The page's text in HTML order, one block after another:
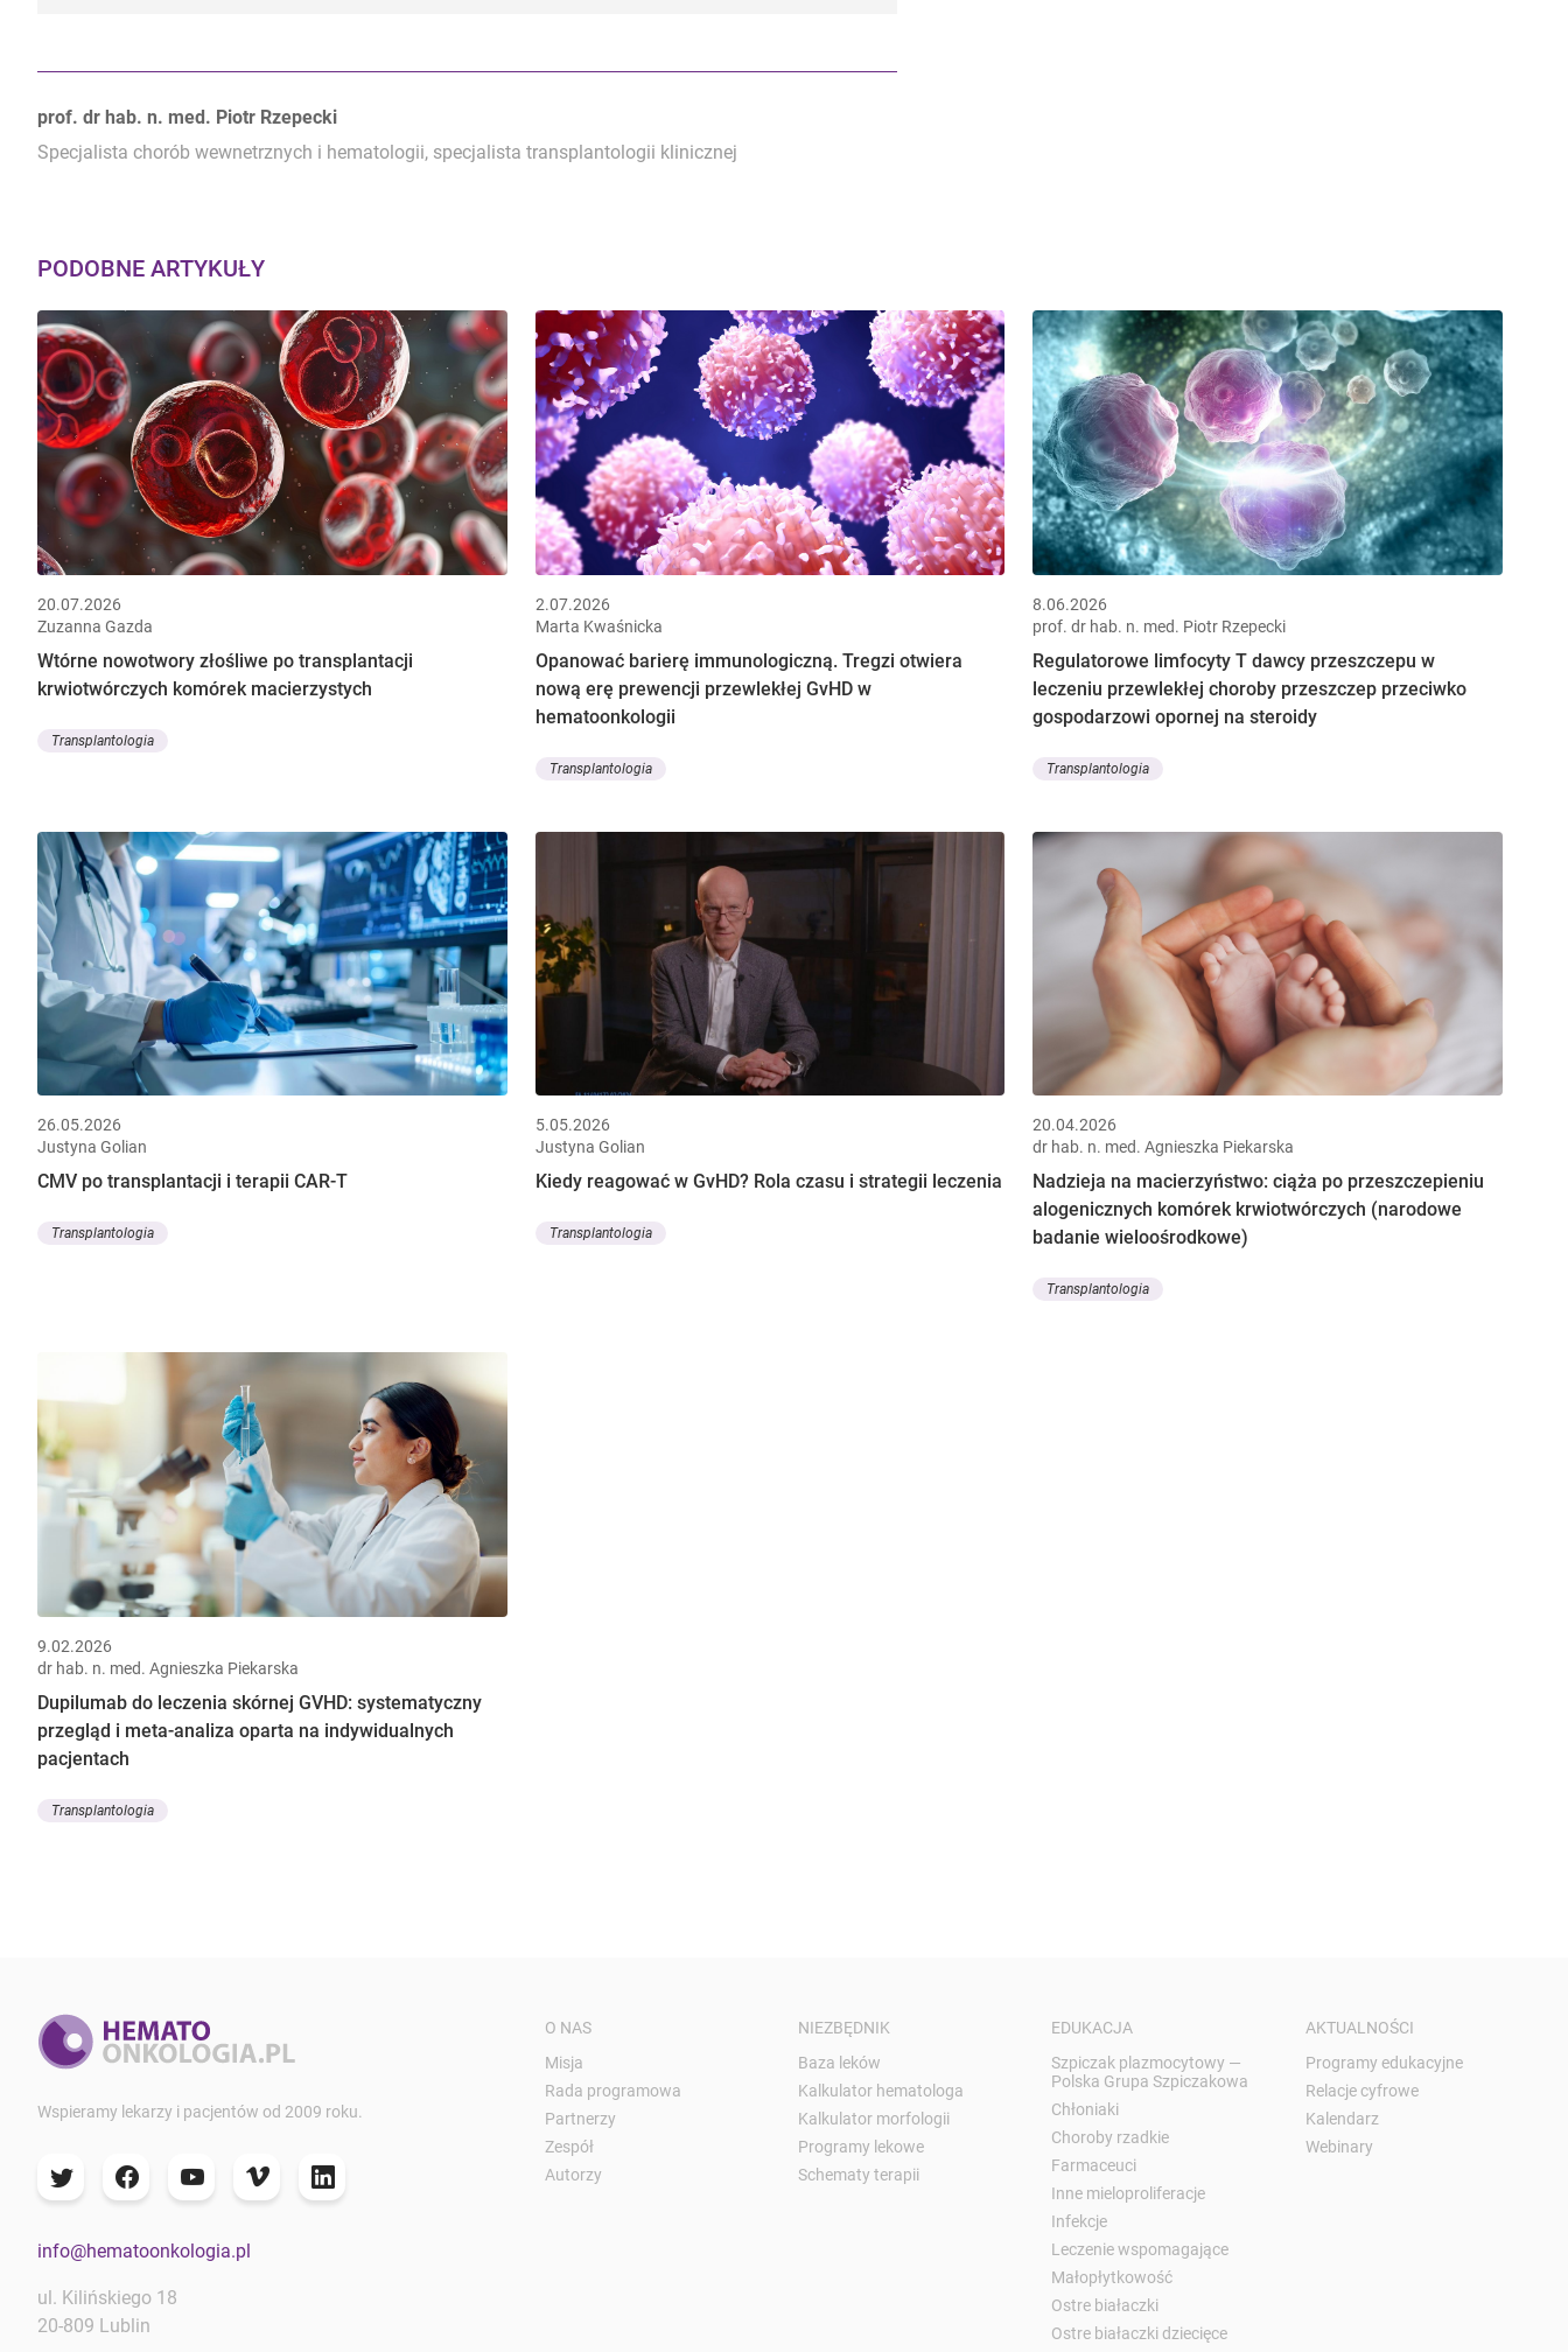
Autorzy:
prof. dr hab. n. med. Piotr Rzepecki
Specjalista chorób wewnetrznych i hematologii, specjalista transplantologii klinicznej
PODOBNE ARTYKUŁY
20.07.2026
Zuzanna Gazda
Wtórne nowotwory złośliwe po transplantacji
krwiotwórczych komórek macierzystych
Transplantologia
2.07.2026
Marta Kwaśnicka
Opanować barierę immunologiczną. Tregzi otwiera
nową erę prewencji przewlekłej GvHD w
hematoonkologii
Transplantologia
8.06.2026
prof. dr hab. n. med. Piotr Rzepecki
Regulatorowe limfocyty T dawcy przeszczepu w
leczeniu przewlekłej choroby przeszczep przeciwko
gospodarzowi opornej na steroidy
Transplantologia
26.05.2026
Justyna Golian
CMV po transplantacji i terapii CAR-T
Transplantologia
5.05.2026
Justyna Golian
Kiedy reagować w GvHD? Rola czasu i strategii leczenia
Transplantologia
20.04.2026
dr hab. n. med. Agnieszka Piekarska
Nadzieja na macierzyństwo: ciąża po przeszczepieniu
alogenicznych komórek krwiotwórczych (narodowe
badanie wieloośrodkowe)
Transplantologia
9.02.2026
dr hab. n. med. Agnieszka Piekarska
Dupilumab do leczenia skórnej GVHD: systematyczny
przegląd i meta-analiza oparta na indywidualnych
pacjentach
Transplantologia
Wspieramy lekarzy i pacjentów od 2009 roku.
info@hematoonkologia.pl
ul. Kilińskiego 18
20-809 Lublin
O NAS
Misja
Rada programowa
Partnerzy
Zespół
Autorzy
NIEZBĘDNIK
Baza leków
Kalkulator hematologa
Kalkulator morfologii
Programy lekowe
Schematy terapii
EDUKACJA
Szpiczak plazmocytowy —
Polska Grupa Szpiczakowa
Chłoniaki
Choroby rzadkie
Farmaceuci
Inne mieloproliferacje
Infekcje
Leczenie wspomagające
Małopłytkowość
Ostre białaczki
Ostre białaczki dziecięce
AKTUALNOŚCI
Programy edukacyjne
Relacje cyfrowe
Kalendarz
Webinary